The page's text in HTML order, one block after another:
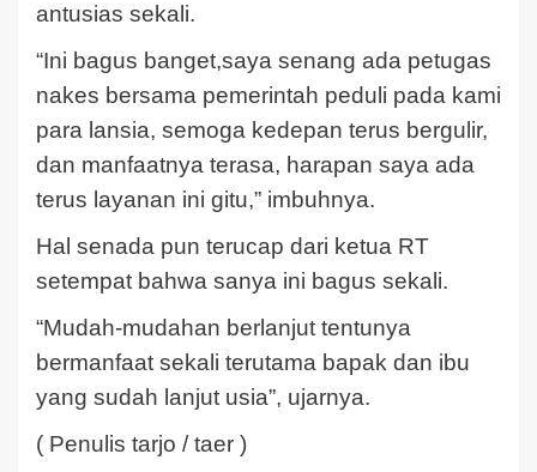
antusias sekali.
“Ini bagus banget,saya senang ada petugas
nakes bersama pemerintah peduli pada kami
para lansia, semoga kedepan terus bergulir,
dan manfaatnya terasa, harapan saya ada
terus layanan ini gitu,” imbuhnya.
Hal senada pun terucap dari ketua RT
setempat bahwa sanya ini bagus sekali.
“Mudah-mudahan berlanjut tentunya
bermanfaat sekali terutama bapak dan ibu
yang sudah lanjut usia”, ujarnya.
( Penulis tarjo / taer )